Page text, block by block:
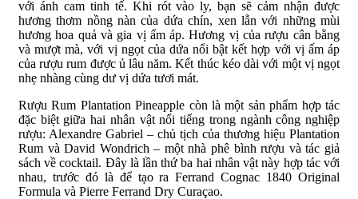
với ánh cam tinh tế. Khi rót vào ly, bạn sẽ cảm nhận được
hương thơm nồng nàn của dứa chín, xen lẫn với những mùi
hương hoa quả và gia vị ấm áp. Hương vị của rượu cân bằng
và mượt mà, với vị ngọt của dứa nổi bật kết hợp với vị ấm áp
của rượu rum được ủ lâu năm. Kết thúc kéo dài với một vị ngọt
nhẹ nhàng cùng dư vị dứa tươi mát.
Rượu Rum Plantation Pineapple còn là một sản phẩm hợp tác
đặc biệt giữa hai nhân vật nổi tiếng trong ngành công nghiệp
rượu: Alexandre Gabriel – chủ tịch của thương hiệu Plantation
Rum và David Wondrich – một nhà phê bình rượu và tác giả
sách về cocktail. Đây là lần thứ ba hai nhân vật này hợp tác với
nhau, trước đó là để tạo ra Ferrand Cognac 1840 Original
Formula và Pierre Ferrand Dry Curaçao.